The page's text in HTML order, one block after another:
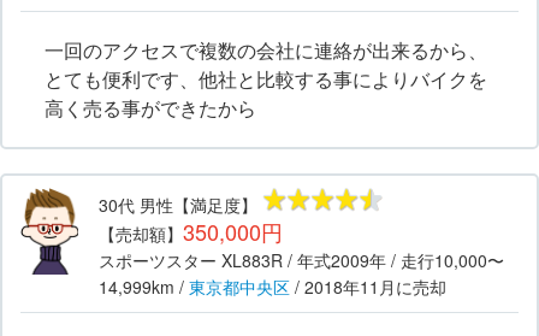
一回のアクセスで複数の会社に連絡が出来るから、
とても便利です、他社と比較する事によりバイクを
高く売る事ができたから
30代 男性 【満足度】
【売却額】 350,000円
スポーツスター XL883R / 年式2009年 / 走行10,000〜
14,999km / 東京都中央区 / 2018年11月 に売却